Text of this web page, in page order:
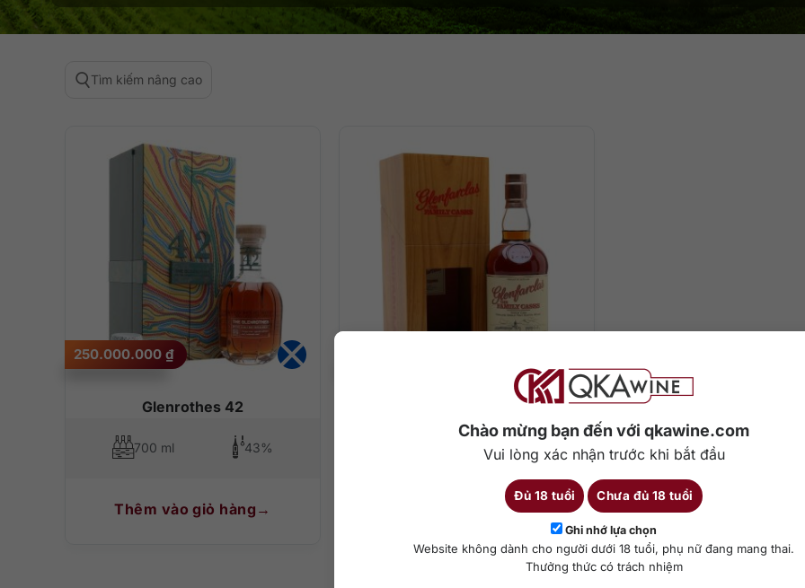
Chào mừng bạn đến với qkawine.com
Vui lòng xác nhận trước khi bắt đầu
Đủ 18 tuổi Chưa đủ 18 tuổi
Ghi nhớ lựa chọn
Website không dành cho người dưới 18 tuổi, phụ nữ đang mang thai.
Thưởng thức có trách nhiệm
Tìm kiếm nâng cao
Glenrothes 42
250.000.000 ₫
700 ml 43%
Thêm vào giỏ hàng
Glenfarclas 1974
55,1%
Thêm vào giỏ hàng